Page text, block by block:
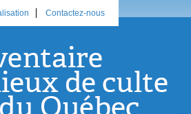
Contactez-nous